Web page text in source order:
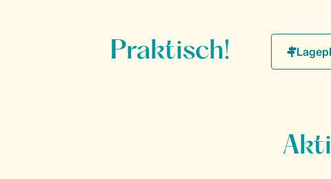
Praktisch!